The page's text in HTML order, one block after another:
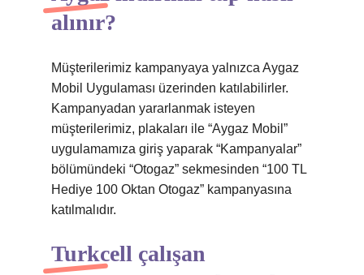
alınır?
Müşterilerimiz kampanyaya yalnızca Aygaz
Mobil Uygulaması üzerinden katılabilirler.
Kampanyadan yararlanmak isteyen
müşterilerimiz, plakaları ile “Aygaz Mobil”
uygulamamıza giriş yaparak “Kampanyalar”
bölümündeki “Otogaz” sekmesinden “100 TL
Hediye 100 Oktan Otogaz” kampanyasına
katılmalıdır.
Turkcell çalışan